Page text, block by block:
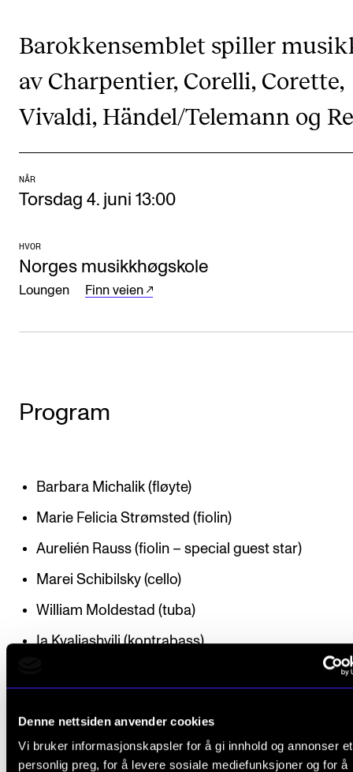
Denne nettsiden anvender cookies
Vi bruker informasjonskapsler for å gi innhold og annonser et
personlig preg, for å levere sosiale mediefunksjoner og for å
VERKTØY OG HJELP
Canvas
Innkjøp og økonomi
Rom og bygg
Alle hjelpesider
UNDERVISNING OG STUDENTSTØTTE
Eksamen og vitnemål
Studentenes psykososiale læringsmiljø
FORSKNING OG UTVIKLINGSARBEID
Om FoU på NMH
Livet rundt FoU
For ph.d.-programmet i kunstnerisk utviklingsarbeid
KONSERTER OG ARRANGEMENTER
Gjennomføre konserter og arrangementer
Barokkensemblet spiller
av Charpentier, Corelli, Corette,
Vivaldi, Händel/Telemann og
NÅR
Torsdag 4. juni 13:00
HVOR
Norges musikkhøgskole
Loungen Finn veien
Program
Barbara Michalik (fløyte)
Marie Felicia Strømsted (fiolin)
Aurelién Rauss (fiolin – special guest star)
Marei Schibilsky (cello)
William Moldestad (tuba)
Ia Kvaliashvili (kontrabass)
Christian Kjos (cembalo / valgemneansvarlig)
Publisert: 3. juni 2026 — Oppdatert: 3. juni 2026